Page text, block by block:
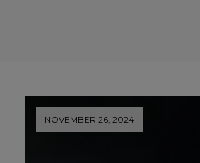
NOVEMBER 26, 2024